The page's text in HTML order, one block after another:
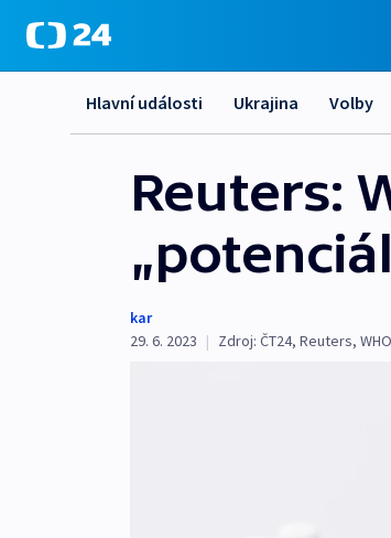
Hlavní události Ukrajina Volby
Reuters:
kar
29. 6. 2023 | Zdroj: ČT24, Reuters, WHO